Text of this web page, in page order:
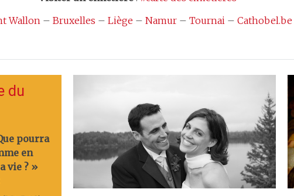
Wallon – Bruxelles – Liège – Namur – Tournai – Cathobel.be
du
pourra
en
vie ? »